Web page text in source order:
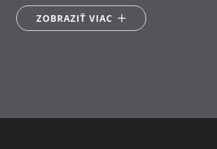
Vhodné pre keramické, plynové, elektrické
ZOBRAZIŤ VIAC